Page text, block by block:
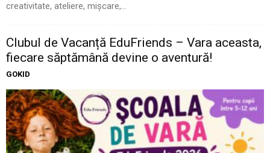
creativitate, ateliere, mișcare,...
Clubul de Vacanță EduFriends – Vara aceasta,
fiecare săptămână devine o aventură!
GOKID